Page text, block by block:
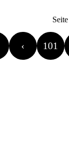
‹ 101